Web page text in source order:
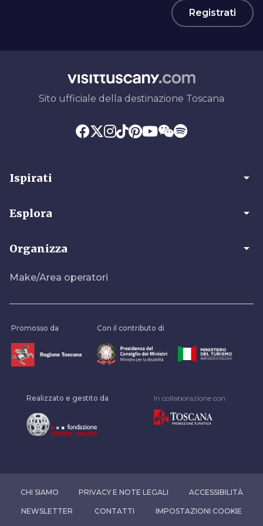
Registrati
Sito ufficiale della destinazione Toscana
Ispirati arrow_drop_down
Esplora arrow_drop_down
Organizza arrow_drop_down
Make/Area operatori
Promosso da Con il contributo di
Realizzato e gestito da In collaborazione con
CHI SIAMO PRIVACY E NOTE LEGALI ACCESSIBILITÀ
NEWSLETTER CONTATTI IMPOSTAZIONI COOKIE